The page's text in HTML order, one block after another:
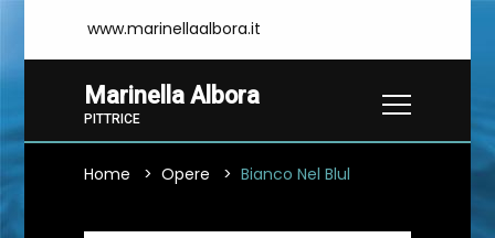
www.marinellaalbora.it
Marinella Albora
PITTRICE
Home Opere Bianco Nel Blul